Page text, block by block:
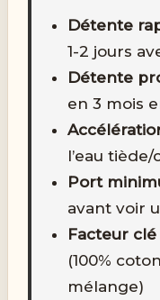
Détente
1-2 jours
Détente
en 3 mois
l’eau
Port
avant voir
Facteur clé
(100%
mélange)